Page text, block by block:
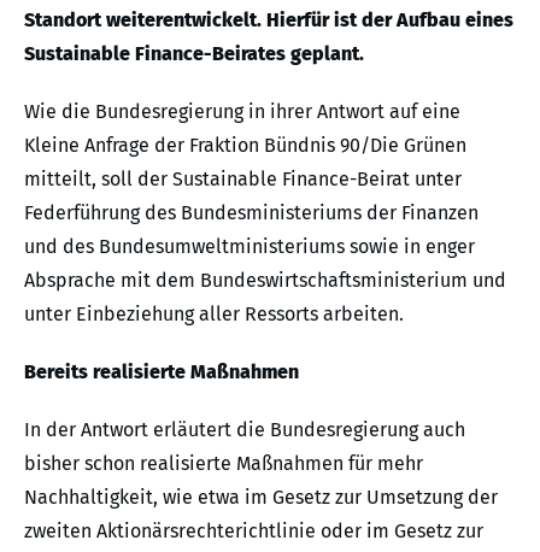
Standort weiterentwickelt. Hierfür ist der Aufbau eines
Sustainable Finance-Beirates geplant.
Wie die Bundesregierung in ihrer Antwort auf eine
Kleine Anfrage der Fraktion Bündnis 90/Die Grünen
mitteilt, soll der Sustainable Finance-Beirat unter
Federführung des Bundesministeriums der Finanzen
und des Bundesumweltministeriums sowie in enger
Absprache mit dem Bundeswirtschaftsministerium und
unter Einbeziehung aller Ressorts arbeiten.
Bereits realisierte Maßnahmen
In der Antwort erläutert die Bundesregierung auch
bisher schon realisierte Maßnahmen für mehr
Nachhaltigkeit, wie etwa im Gesetz zur Umsetzung der
zweiten Aktionärsrechterichtlinie oder im Gesetz zur